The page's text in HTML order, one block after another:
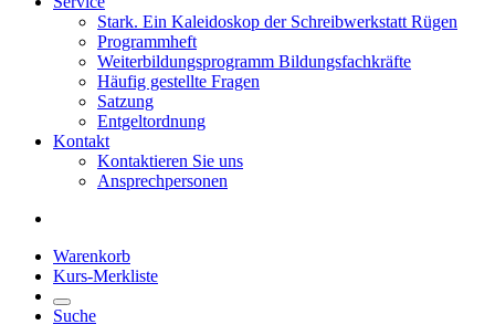
Stark. Ein Kaleidoskop der Schreibwerkstatt Rügen
Programmheft
Weiterbildungsprogramm Bildungsfachkräfte
Häufig gestellte Fragen
Satzung
Entgeltordnung
Kontakt
Kontaktieren Sie uns
Ansprechpersonen
Warenkorb
Kurs-Merkliste
Suche